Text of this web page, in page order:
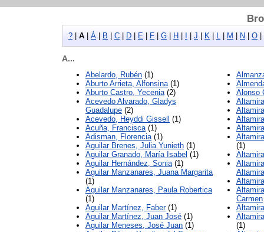
? A Á B C D E F G H J K L M N O
A...
Abelardo, Rubén (1)
Aburto Arrieta, Alfonsina(1)
Aburto Castro, Yecenia(2)
Acevedo Alvarado, Gladys
Guadalupe (2)
Acevedo, Heyddi Gissell
(1)
Acuña, Francisca(1)
Adisman, Florencia(1)
Aguilar Brenes, Julia Yunieth (1)
Aguilar Granado, María Isabel (1)
Aguilar Hernández, Sonia(1)
Aguilar Manzanares, Juana Margarita
(1)
Aguilar Manzanares, Paula Robertica
(1)
Aguilar Martínez, Faber(1)
Aguilar Martínez, Juan José (1)
Aguilar Meneses, José Juan (1)
Alonso
(1)
Carmen
(1)